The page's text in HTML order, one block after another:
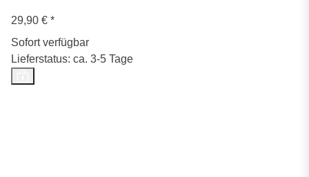
29,90 € *
Sofort verfügbar
Lieferstatus: ca. 3-5 Tage